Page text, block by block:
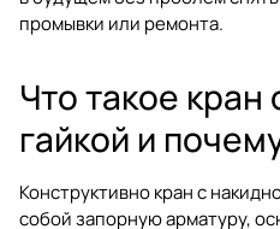
промывки или ремонта.
Что такое кран
гайкой и
Конструктивно кран с
собой запорную арматуру,